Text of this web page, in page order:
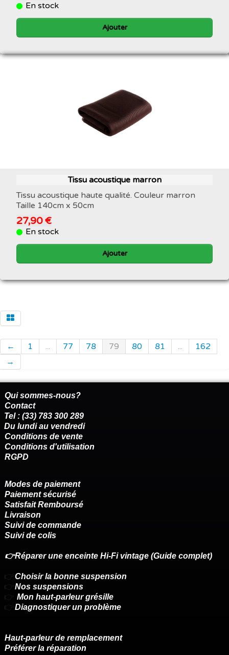
En stock
Ajouter
Tissu acoustique marron
Tissu acoustique haute qualité. Couleur marron
Taille 140cm x 50cm
27,90 €
En stock
Ajouter
← 1 ... 77 78 79 80 81 ...
162
→
Qui sommes-nous?
Contact
Tel : (33) 783 300 289
Du lundi au vendredi
Conditions de vente
Conditions d'utilisation
RGPD
Modes de paiement
Paiement sécurisé
Satisfait Remboursé
Livraison
Suivi de commande
Suivi de colis
👉Réparer une enceinte Hi-Fi vintage (Guide complet)
👉 Choisir la bonne suspension
👉 Nos suspensions
👉 Mon haut-parleur grésille
👉 Diagnostiquer un problème
Haut-parleur de remplacement
Préférer la réparation